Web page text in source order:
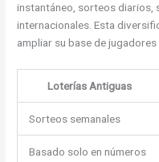
instantáneo, sorteos diarios,
internacionales. Esta
ampliar su base de
Loterías Antiguas
Sorteos semanales
Basado solo en números